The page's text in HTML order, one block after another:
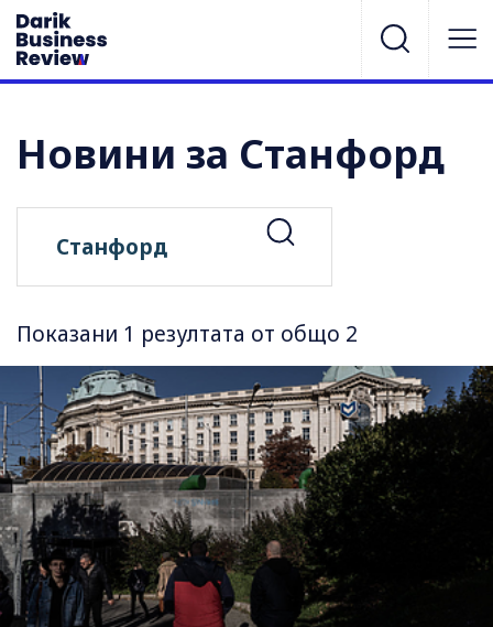
Новини за Станфорд
Показани 1 резултата от общо 2